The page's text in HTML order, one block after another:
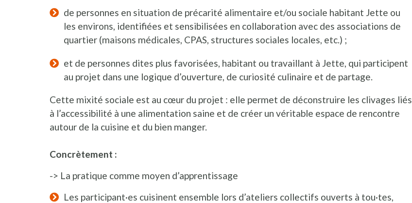
de personnes en situation de précarité alimentaire et/ou sociale habitant Jette ou
les environs, identifiées et sensibilisées en collaboration avec des associations de
quartier (maisons médicales, CPAS, structures sociales locales, etc.) ;
et de personnes dites plus favorisées, habitant ou travaillant à Jette, qui participent
au projet dans une logique d’ouverture, de curiosité culinaire et de partage.
Cette mixité sociale est au cœur du projet : elle permet de déconstruire les clivages liés
à l’accessibilité à une alimentation saine et de créer un véritable espace de rencontre
autour de la cuisine et du bien manger.
Concrètement :
-> La pratique comme moyen d’apprentissage
Les participant·es cuisinent ensemble lors d’ateliers collectifs ouverts à tou·tes,